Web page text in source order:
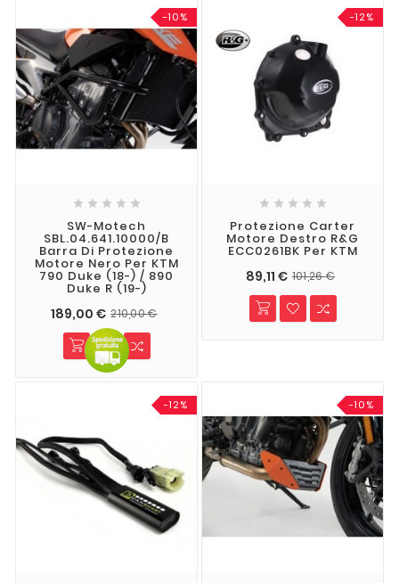
-10%
    
SW-Motech
SBL.04.641.10000/B
Barra Di Protezione
Motore Nero Per KTM
790 Duke (18-) / 890
Duke R (19-)
189,00 € 210,00 €
-12%
    
Protezione Carter
Motore Destro R&G
ECC0261BK Per KTM
89,11 € 101,26 €
-12% -10%